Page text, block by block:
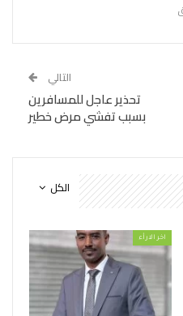
التالي
تحذير عاجل للمسافرين
بسبب تفشي مرض خطير
الكل
اخر الارأء